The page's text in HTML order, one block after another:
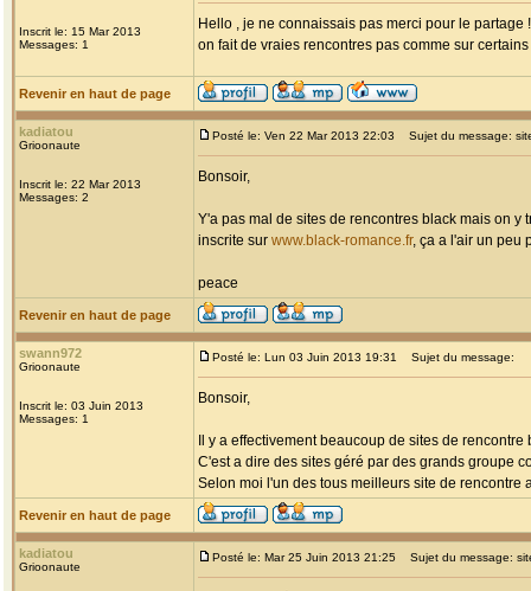
Inscrit le: 15 Mar 2013
Messages: 1
Hello , je ne connaissais pas merci pour le
on fait de vraies rencontres pas comme sur certains
Revenir en haut de page
kadiatou
Grioonaute
Inscrit le: 22 Mar 2013
Messages: 2
Posté le: Ven 22 Mar 2013 22:03 Sujet du message:
Bonsoir,
Y'a pas mal de sites de rencontres black mais on
inscrite sur www.black-romance.fr, ça a l'air un peu
peace
Revenir en haut de page
swann972
Grioonaute
Inscrit le: 03 Juin 2013
Messages: 1
Posté le: Lun 03 Juin 2013 19:31 Sujet du message:
Bonsoir,
Il y a effectivement beaucoup de sites de
C'est a dire des sites géré par des grands groupe
Selon moi l'un des tous meilleurs site de
Revenir en haut de page
kadiatou
Grioonaute
Posté le: Mar 25 Juin 2013 21:25 Sujet du message: